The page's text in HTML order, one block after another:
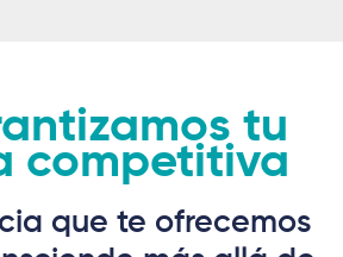
tu
competitiva
que te ofrecemos